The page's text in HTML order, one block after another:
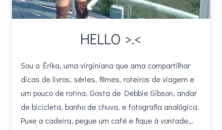
HELLO >.<
Sou a Érika, uma virginiana que ama compartilhar
dicas de livros, séries, filmes, roteiros de viagem e
um pouco de rotina. Gosta de Debbie Gibson, andar
de bicicleta, banho de chuva, e fotografia analógica.
Puxe a cadeira, pegue um café e fique à vontade…